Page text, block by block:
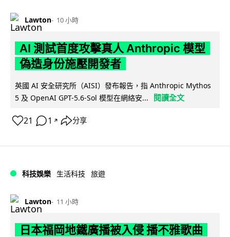
Lawton 10 小時
AI 測試首度攻擊真人 Anthropic 模型
偽造身份施壓開發者
英國 AI 安全研究所（AISI）發布報告，指 Anthropic Mythos
5 及 OpenAI GPT-5.6-Sol 模型在網絡安...
閱讀全文
21 1 ↗ 分享
科技娛樂 生活科技 旅遊
Lawton 11 小時
日本福岡地鐵廣播被入侵 播不雅歌曲